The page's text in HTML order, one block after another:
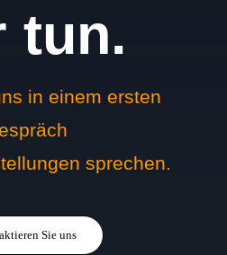
tun.
in einem ersten
sprechen.
Sie uns